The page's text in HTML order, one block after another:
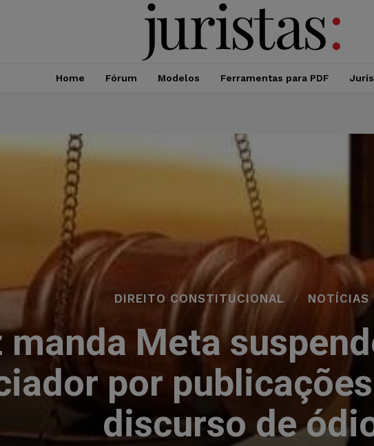
Home Fórum Modelos Ferramentas para PDF
DIREITO CONSTITUCIONAL NOTÍCIAS
manda Meta
por
discurso de